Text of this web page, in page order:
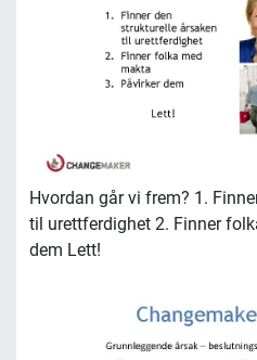
Hvordan går vi frem? 1.
til urettferdighet 2. Finner
dem Lett!